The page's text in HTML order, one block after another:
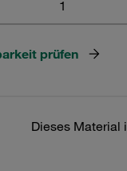
prüfen
Dieses Material